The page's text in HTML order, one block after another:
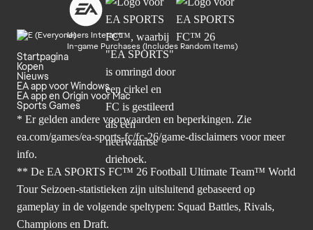
Users Interact
In-game Purchases (Includes Random Items)
Startpagina
Kopen
Nieuws
EA app voor Windows
EA app en Origin voor Mac
Sports Games
* Er gelden andere voorwaarden en beperkingen. Zie
ea.com/games/ea-sports-fc/fc-26/game-disclaimers voor meer
info.
** De EA SPORTS FC™ 26 Football Ultimate Team™ World
Tour Seizoen-statistieken zijn uitsluitend gebaseerd op
gameplay in de volgende speltypen: Squad Battles, Rivals,
Champions en Draft.